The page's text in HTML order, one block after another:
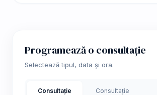
Programează o consultație
Selectează tipul, data și ora.
Consultație Consultație